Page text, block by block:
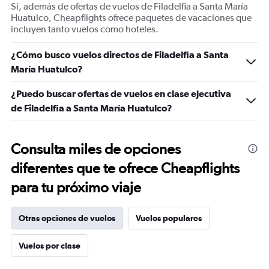
Sí, además de ofertas de vuelos de Filadelfia a Santa María
Huatulco, Cheapflights ofrece paquetes de vacaciones que
incluyen tanto vuelos como hoteles.
¿Cómo busco vuelos directos de Filadelfia a Santa
María Huatulco?
¿Puedo buscar ofertas de vuelos en clase ejecutiva
de Filadelfia a Santa María Huatulco?
Consulta miles de opciones
diferentes que te ofrece Cheapflights
para tu próximo viaje
Otras opciones de vuelos Vuelos populares
Vuelos por clase